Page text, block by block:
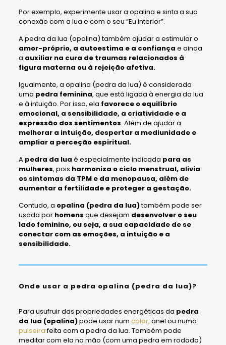
Por exemplo, experimente usar a opalina e sinta a sua
conexão com a lua e com o seu “Eu interior”.
A pedra da lua (opalina) também ajudar a estimular o
amor-próprio, a autoestima e a confiança e ainda
a auxiliar na cura de traumas relacionados à
figura materna ou à rejeição afetiva.
Igualmente, a opalina (pedra da lua) é considerada
uma pedra feminina, que está ligada à energia da lua
e à intuição. Por isso, ela favorece o equilíbrio
emocional, a sensibilidade, a criatividade e a
expressão dos sentimentos. Além de ajudar a
melhorar a intuição, despertar a mediunidade e
ampliar a perceção espiritual.
A pedra da lua é especialmente indicada para as
mulheres, pois harmoniza o ciclo menstrual, alivia
os sintomas da TPM e da menopausa, além de
aumentar a fertilidade e proteger a gestação.
Contudo, a opalina (pedra da lua)também pode ser
usada por homens que desejam desenvolver o seu
lado feminino, ou seja, a sua capacidade de se
conectar com as emoções, a intuição e a
sensibilidade.
Onde usar a pedra opalina (pedra da lua)?
Para usufruir das propriedades energéticas da pedra
da lua (opalina)pode usar num colar, anel ou numa
pulseirafeita com a pedra da lua. Também pode
meditar com ela na mão (com uma pedra em rodado)